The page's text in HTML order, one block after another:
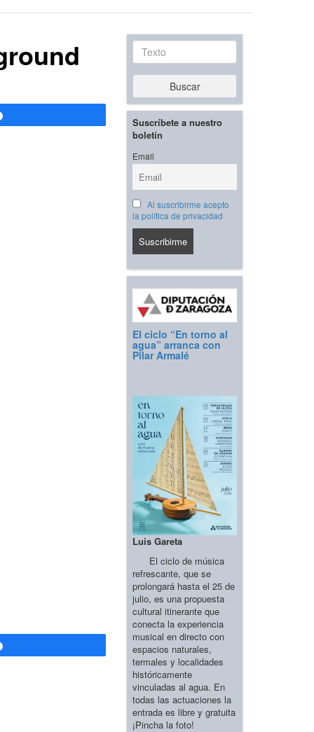
Texto
Buscar
Suscríbete a nuestro
boletín
Email
Al suscribirme acepto
la política de privacidad
El ciclo “En torno al
agua” arranca con
Pilar Armalé
Luis Gareta
El ciclo de música
refrescante, que se
prolongará hasta el 25 de
julio, es una propuesta
cultural itinerante que
conecta la experiencia
musical en directo con
espacios naturales,
termales y localidades
históricamente
vinculadas al agua. En
todas las actuaciones la
entrada es libre y gratuita
¡Pincha la foto!